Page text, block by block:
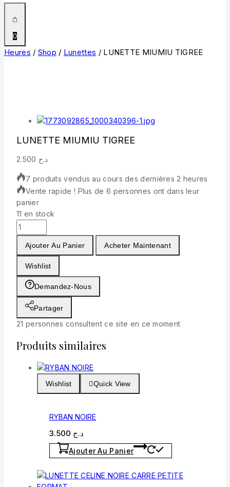
0
Heures / Shop / Lunettes / LUNETTE MIUMIU TIGREE
LUNETTE MIUMIU TIGREE
د.ج
7 produits vendus au cours des dernières 2 heures
Vente rapide ! Plus de 6 personnes ont dans leur
panier
11 en stock
quantité
de
LUNETTE
MIUMIU
TIGREE
Ajouter Au Panier Acheter Maintenant
Wishlist
Demandez-Nous
Partager
21 personnes consultent ce site en ce moment
Produits similaires
Wishlist Quick View
RYBAN NOIRE
د.ج
Ajouter Au Panier